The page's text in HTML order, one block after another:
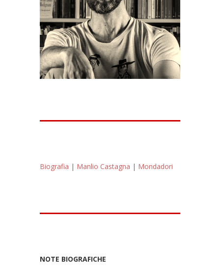
Biografia | Manlio Castagna | Mondadori
NOTE BIOGRAFICHE